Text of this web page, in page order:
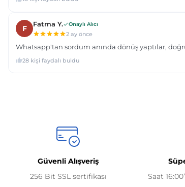
Güvenli Alışveriş
256 Bit SSL sertifikası
Saat